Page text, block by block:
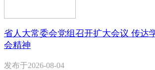
省人大常委会党组召开扩大会议 传达
会精神
发布于2026-08-04